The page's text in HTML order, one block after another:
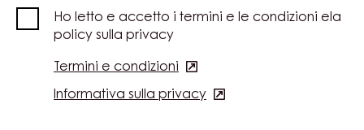
Ho letto e accetto i termini e le condizioni ela
policy sulla privacy
Termini e condizioni (opens
Informativa sulla privacy (opens